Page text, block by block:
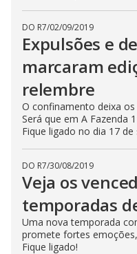
DO R7/02/09/2019
Expulsões e
marcaram
relembre
O confinamento deixa
Será que em A Fazenda
Fique ligado no dia 17
DO R7/30/08/2019
Veja os
temporadas
Uma nova temporada
promete fortes
Fique ligado!